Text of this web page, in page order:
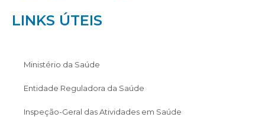
LINKS ÚTEIS
Ministério da Saúde
Entidade Reguladora da Saúde
Inspeção-Geral das Atividades em Saúde